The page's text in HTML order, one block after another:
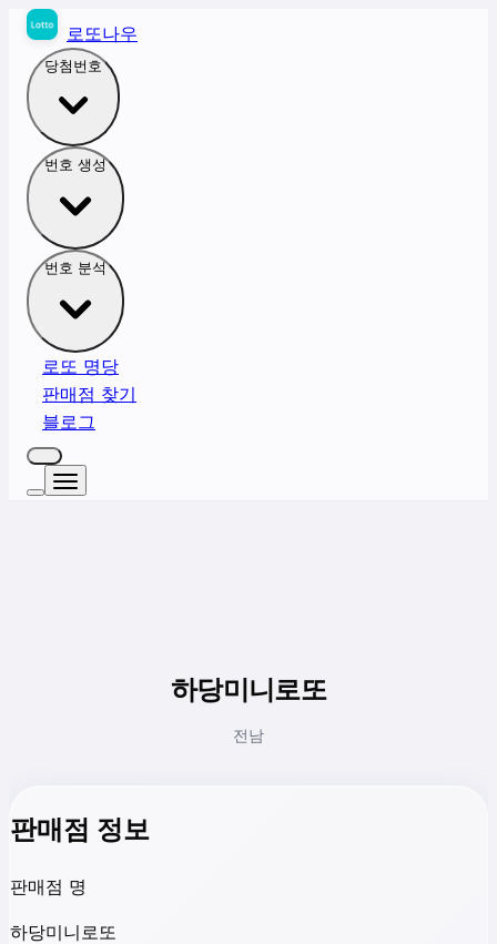
로또나우
당첨번호
번호 생성
번호 분석
로또 명당
판매점 찾기
블로그
하당미니로또
전남
판매점 정보
판매점 명
하당미니로또